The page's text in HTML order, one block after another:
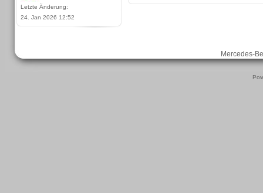
Letzte Änderung:
24. Jan 2026 12:52
Mercedes-